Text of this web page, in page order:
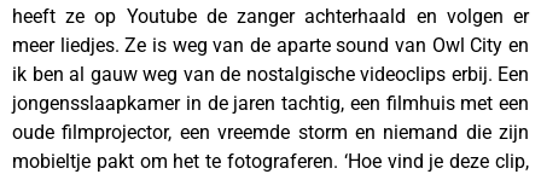
heeft ze op Youtube de zanger achterhaald en volgen er
meer liedjes. Ze is weg van de aparte sound van Owl City en
ik ben al gauw weg van de nostalgische videoclips erbij. Een
jongensslaapkamer in de jaren tachtig, een filmhuis met een
oude filmprojector, een vreemde storm en niemand die zijn
mobieltje pakt om het te fotograferen. ‘Hoe vind je deze clip,